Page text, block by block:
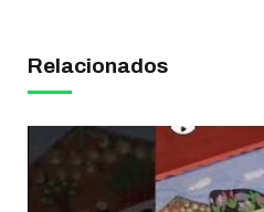
Relacionados